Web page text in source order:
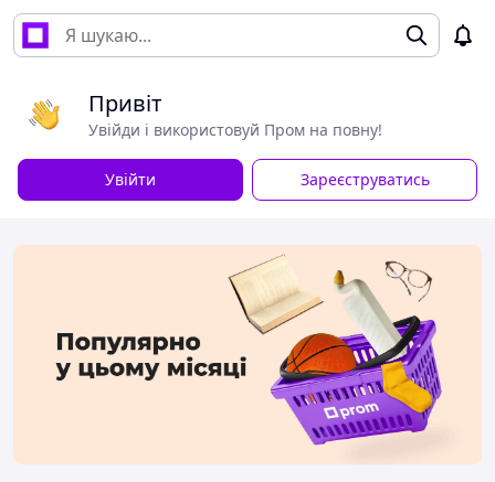
Привіт
Увійди і використовуй Пром на повну!
Увійти Зареєструватись